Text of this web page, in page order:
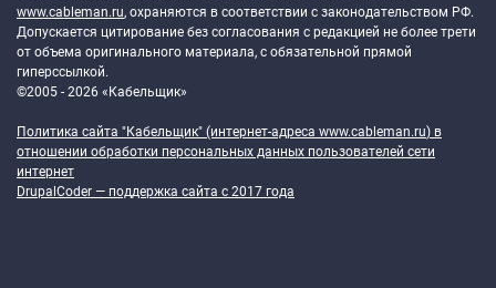
www.cableman.ru, охраняются в соответствии с законодательством РФ.
Допускается цитирование без согласования с редакцией не более трети
от объема оригинального материала, с обязательной прямой
гиперссылкой.
©2005 - 2026 «Кабельщик»
Политика сайта "Кабельщик" (интернет-адреса www.cableman.ru) в
отношении обработки персональных данных пользователей сети
интернет
DrupalCoder — поддержка сайта c 2017 года